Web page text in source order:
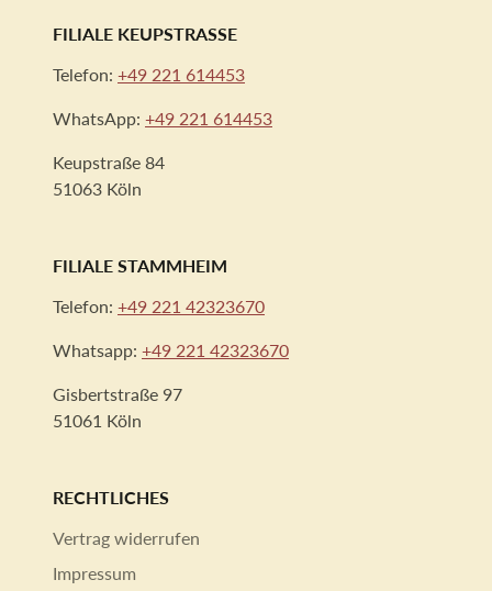
FILIALE KEUPSTRASSE
Telefon: +49 221 614453
WhatsApp: +49 221 614453
Keupstraße 84
51063 Köln
FILIALE STAMMHEIM
Telefon: +49 221 42323670
Whatsapp: +49 221 42323670
Gisbertstraße 97
51061 Köln
RECHTLICHES
Vertrag widerrufen
Impressum